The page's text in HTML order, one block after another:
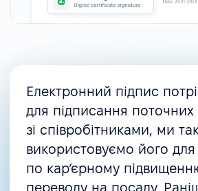
Електронний підпис
для підписання поточних
зі співробітниками, ми
використовуємо його для
по карʼєрному
переводу на посаду.